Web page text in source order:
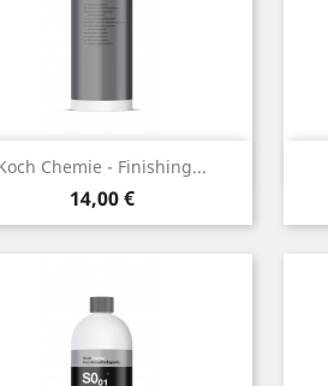
Chemie - Finishing...
Prix
14,00 €
Aperçu rapide